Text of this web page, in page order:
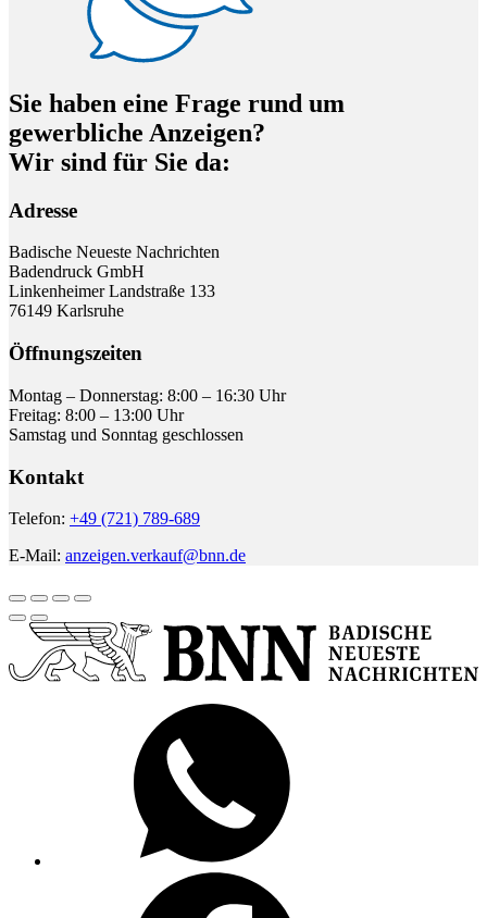
Sie haben eine Frage rund um
gewerbliche Anzeigen?
Wir sind für Sie da:
Adresse
Badische Neueste Nachrichten
Badendruck GmbH
Linkenheimer Landstraße 133
76149 Karlsruhe
Öffnungszeiten
Montag – Donnerstag: 8:00 – 16:30 Uhr
Freitag: 8:00 – 13:00 Uhr
Samstag und Sonntag geschlossen
Kontakt
Telefon: +49 (721) 789-689
E-Mail: anzeigen.verkauf@bnn.de